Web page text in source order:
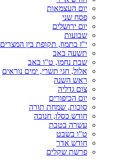
יום העצמאות
פסח שני
יום ירושלים
שבועות
י"ז בתמוז, תקופת בין המצרים
תשעה באב
שבת נחמו, ט"ו באב
אלול, חגי תשרי, ימים נוראים
ראש השנה
צום גדליה
יום הכיפורים
סוכות, שמחת תורה
חודש כסלו, חנוכה
עשרה בטבת
ט"ו בשבט
חודש אדר
פרשת שקלים